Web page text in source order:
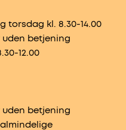
torsdag kl. 8.30-14.00
uden betjening
12.00
uden betjening